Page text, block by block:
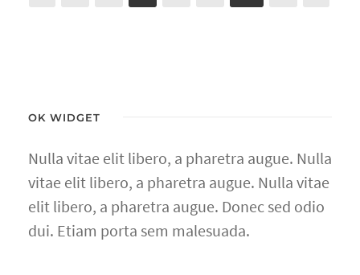
OK WIDGET
Nulla vitae elit libero, a pharetra augue. Nulla
vitae elit libero, a pharetra augue. Nulla vitae
elit libero, a pharetra augue. Donec sed odio
dui. Etiam porta sem malesuada.